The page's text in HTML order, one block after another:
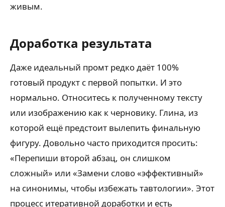
живым.
Доработка результата
Даже идеальный промт редко даёт 100%
готовый продукт с первой попытки. И это
нормально. Относитесь к полученному тексту
или изображению как к черновику. Глина, из
которой ещё предстоит вылепить финальную
фигуру. Довольно часто приходится просить:
«Перепиши второй абзац, он слишком
сложный» или «Замени слово «эффективный»
на синонимы, чтобы избежать тавтологии». Этот
процесс итеративной доработки и есть